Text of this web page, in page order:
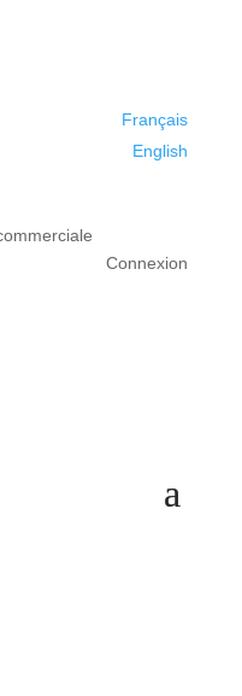
Français
English
Connexion